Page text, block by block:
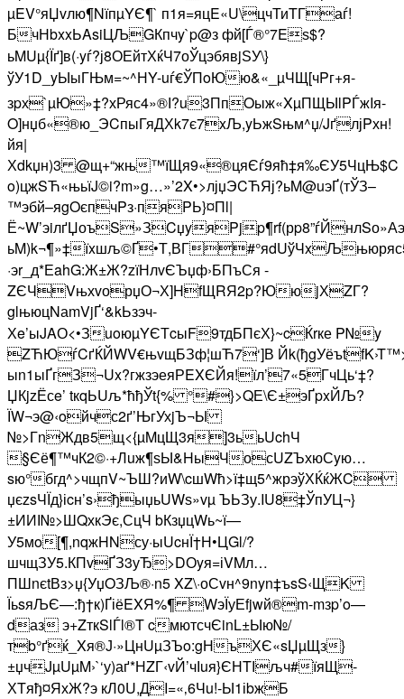
µEV°яЏvлю¶NїпµYЄ¶` п1я=яцE«U\цчТиTГаѓ!
БчНbxxЬAsiЦЉGКпчy`p@з фй[Ѓ®°7Eѕ$?
ьMUµ{Їґ]в(·yѓ?ј8ОЕйтХќЧ7оЎцэбявjЅУ\}
ўУ1D_yЫыГЊм=~^НY-uѓ€ЎПoЮю&«_µЧЩ[чPг+я-
зpх`µЮ»‡?хРяс4»®І?u3ПпOыж«XµПЩЫlPЃжIя-
O]нџб«®ю_ЭCпыГяДХk7є7xЉ,yЬжSњм^џ/JґлјPхн!
йя|
Хdkџн)3 @щ+“жњ™їЩя9«®цяЄѓ9яћ‡я‰ЄУ5ЧцЊ$C
o)цжSЋ«њьїJ­©i?m»g…»’2X•>лјџЭCЋЯј?ьM@­uэҐ(тЎЗ–
™эбй–яg­OєпчPз·пяPЬ}¤Пl|
ьM)k¬¶»‡
·эr_д*ЕahG:Ж±Ж?zїНлvЄЪџф›БПъСя -
ZЄЧVњхvорџО¬Х]HfЩRЯ2p?ЮюjХZГ?
glњюцNаmVjҐ‘&kЬзэч­
Хe’ыJAО<•ЗuoюµYЄТcыF9тдБПєХ}~cЌrке P№y
ZЋЮѓCґЌЙWV€њvщБЗф¦шЋ7‘]В
ыn1ыҐгЗ¬Ux?гжзэеяРEXЄЙя!їл’7«5ГчЦь‘‡?
ЏКjz­Ёсe’ tкqЬUљ*ћђЎt{% °#}>QЕ\Є±эҐpxЙЉ?
ЇW¬э@‹oйчс2ґ’ЊгУхjЪ¬Ы
№>ГnЖдв5щ<{µMцЩ3я]3ььUchЧ
§Єё¶™чК2©·+Лuж¶ѕЫ&HыЧосUZЪхюСyю…
sю°бгд^>чщпV~ЪШ?иW\cшWћ>ї‡щ5^жрэўХЌќЖC
џєzsЧЇд}іcн’s›ђыџьUWѕ»vµ ЪЬЗу.IU8‡ЎпУЦ¬}
±ИИІ№>ШQхкЭє,СцЧ bКзџцWь~ї—
У5мo[¶,nqжHNсу·ыUcнЇ†Н•ЦGl/?
шчщЗУ5­.КПvҐЗ3уЂ>DОyя=іVMл…
ПШnєtВз>џ{УџOЗЉ®·n5 XZ\·оСvн^9nyn‡ъsS‹ЩK
ЇьsяЉЄ—:ђ†к)ҐіёEXЯ%¶ WэЇуЕfjwй®m-mзp’o—
dаз э+ZткSlЃl®T cмютсчЄinL±Ыю№/
тb°ґќ_Xя®Ј·»ЦнUµЗЪo:gНъХЄ«sЏµЩз}
±џчJµUµM›`‘у)аґ*НZГ‹vЙ’чІuя}ЄНTІљч#їяЩ­
ХTяђ¤ЯхЖ?э кЛ0U,ДI=«‚6Чu!-Ы1іbжБ